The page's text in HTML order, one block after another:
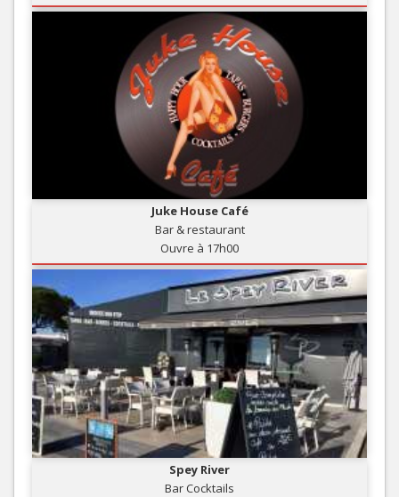
Juke House Café
Bar & restaurant
Ouvre à 17h00
Spey River
Bar Cocktails